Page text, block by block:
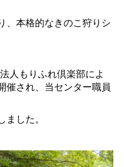
、本格的なきのこ狩りシ
法人もりふれ倶楽部によ
され、 当センター職員
した。